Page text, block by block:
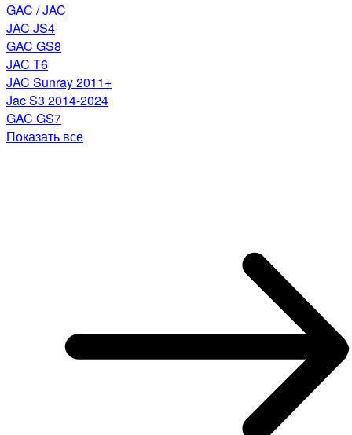
GAC / JAC
JAC JS4
GAC GS8
JAC T6
JAC Sunray 2011+
Jac S3 2014-2024
GAC GS7
Показать все